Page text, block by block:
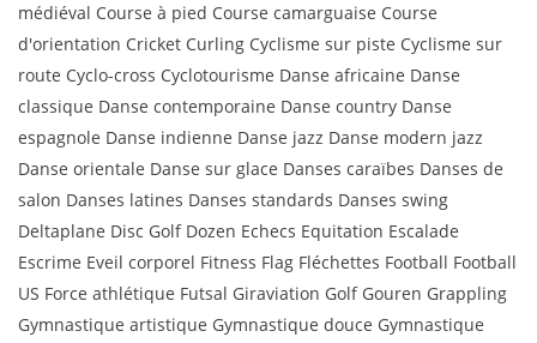
médiéval Course à pied Course camarguaise Course
d'orientation Cricket Curling Cyclisme sur piste Cyclisme sur
route Cyclo-cross Cyclotourisme Danse africaine Danse
classique Danse contemporaine Danse country Danse
espagnole Danse indienne Danse jazz Danse modern jazz
Danse orientale Danse sur glace Danses caraïbes Danses de
salon Danses latines Danses standards Danses swing
Deltaplane Disc Golf Dozen Echecs Equitation Escalade
Escrime Eveil corporel Fitness Flag Fléchettes Football Football
US Force athlétique Futsal Giraviation Golf Gouren Grappling
Gymnastique artistique Gymnastique douce Gymnastique